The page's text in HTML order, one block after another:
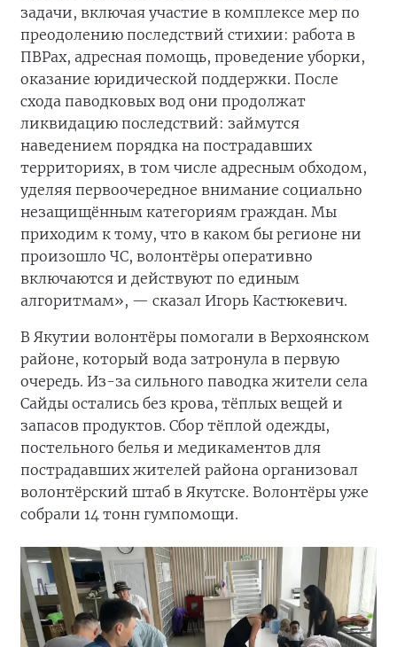
задачи, включая участие в комплексе мер по
преодолению последствий стихии: работа в
ПВРах, адресная помощь, проведение уборки,
оказание юридической поддержки. После
схода паводковых вод они продолжат
ликвидацию последствий: займутся
наведением порядка на пострадавших
территориях, в том числе адресным обходом,
уделяя первоочередное внимание социально
незащищённым категориям граждан. Мы
приходим к тому, что в каком бы регионе ни
произошло ЧС, волонтёры оперативно
включаются и действуют по единым
алгоритмам», — сказал Игорь Кастюкевич.
В Якутии волонтёры помогали в Верхоянском
районе, который вода затронула в первую
очередь. Из-за сильного паводка жители села
Сайды остались без крова, тёплых вещей и
запасов продуктов. Сбор тёплой одежды,
постельного белья и медикаментов для
пострадавших жителей района организовал
волонтёрский штаб в Якутске. Волонтёры уже
собрали 14 тонн гумпомощи.